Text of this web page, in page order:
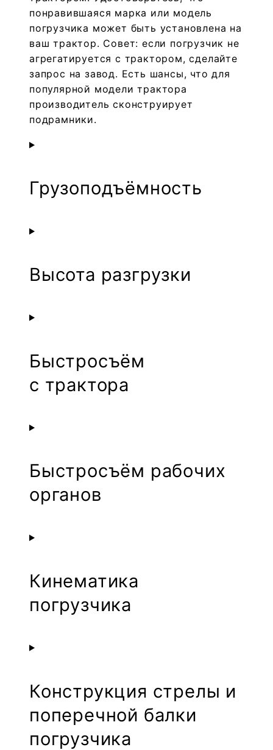
понравившаяся марка или модель
погрузчика может быть установлена на
ваш трактор. Совет: если погрузчик не
агрегатируется с трактором, сделайте
запрос на завод. Еcть шансы, что для
популярной модели трактора
производитель сконструирует
подрамники.
Грузоподъёмность
Высота разгрузки
Быстросъём
с трактора
Быстросъём рабочих
органов
Кинематика
погрузчика
Конструкция стрелы и
поперечной балки
погрузчика